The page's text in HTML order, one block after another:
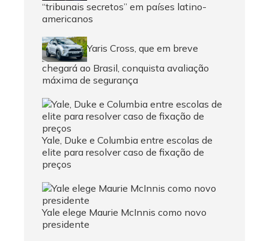
“tribunais secretos” em países latino-
americanos
Yaris Cross, que em breve
chegará ao Brasil, conquista avaliação
máxima de segurança
Yale, Duke e Columbia entre escolas de
elite para resolver caso de fixação de
preços
Yale elege Maurie McInnis como novo
presidente